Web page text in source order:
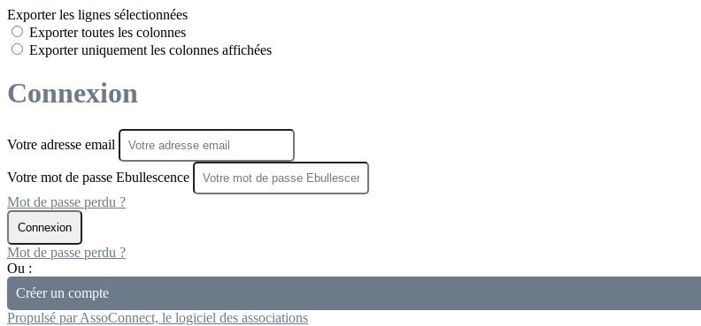
Exporter les lignes sélectionnées
Exporter toutes les colonnes
Exporter uniquement les colonnes affichées
Connexion
Votre adresse email
Votre mot de passe Ebullescence
Mot de passe perdu ?
Connexion
Mot de passe perdu ?
Ou :
Créer un compte
Propulsé par AssoConnect, le logiciel des associations